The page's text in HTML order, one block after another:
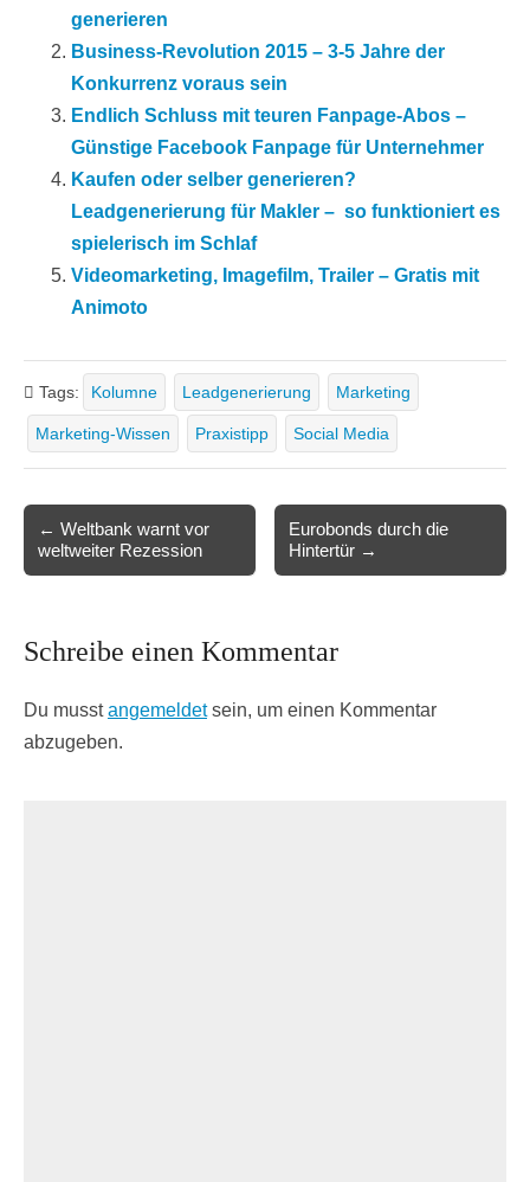
generieren
Business-Revolution 2015 – 3-5 Jahre der
Konkurrenz voraus sein
Endlich Schluss mit teuren Fanpage-Abos –
Günstige Facebook Fanpage für Unternehmer
Kaufen oder selber generieren?
Leadgenerierung für Makler –  so funktioniert es
spielerisch im Schlaf
Videomarketing, Imagefilm, Trailer – Gratis mit
Animoto
Tags: Kolumne Leadgenerierung Marketing
Marketing-Wissen Praxistipp Social Media
Post
navigation
← Weltbank warnt vor
weltweiter Rezession
Eurobonds durch die
Hintertür →
Schreibe einen Kommentar
Du musstangemeldetsein, um einen Kommentar
abzugeben.